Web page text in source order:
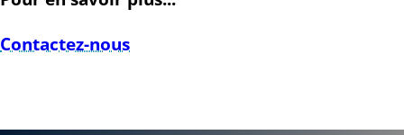
Contactez-nous